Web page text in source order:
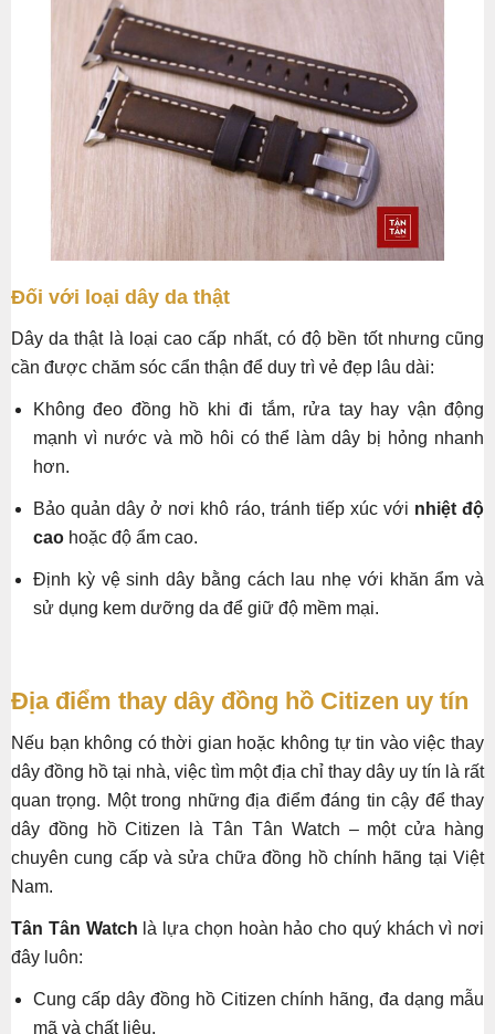
Đối với loại dây da thật
Dây da thật là loại cao cấp nhất, có độ bền tốt nhưng cũng
cần được chăm sóc cẩn thận để duy trì vẻ đẹp lâu dài:
Không đeo đồng hồ khi đi tắm, rửa tay hay vận động
mạnh vì nước và mồ hôi có thể làm dây bị hỏng nhanh
hơn.
Bảo quản dây ở nơi khô ráo, tránh tiếp xúc với nhiệt độ
cao hoặc độ ẩm cao.
Định kỳ vệ sinh dây bằng cách lau nhẹ với khăn ẩm và
sử dụng kem dưỡng da để giữ độ mềm mại.
Địa điểm thay dây đồng hồ Citizen uy tín
Nếu bạn không có thời gian hoặc không tự tin vào việc thay
dây đồng hồ tại nhà, việc tìm một địa chỉ thay dây uy tín là rất
quan trọng. Một trong những địa điểm đáng tin cậy để thay
dây đồng hồ Citizen là Tân Tân Watch – một cửa hàng
chuyên cung cấp và sửa chữa đồng hồ chính hãng tại Việt
Nam.
Tân Tân Watch là lựa chọn hoàn hảo cho quý khách vì nơi
đây luôn:
Cung cấp dây đồng hồ Citizen chính hãng, đa dạng mẫu
mã và chất liệu.